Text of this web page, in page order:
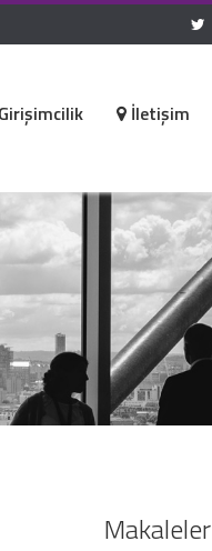
Girişimcilik İletişim
Makaleler